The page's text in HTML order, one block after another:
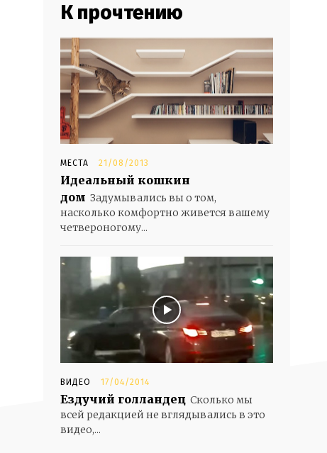
К прочтению
МЕСТА 21/08/2013
Идеальный кошкин
дом Задумывались вы о том,
насколько комфортно живется вашему
четвероногому...
ВИДЕО 17/04/2014
Ездучий голландец Сколько мы
всей редакцией не вглядывались в это
видео,...